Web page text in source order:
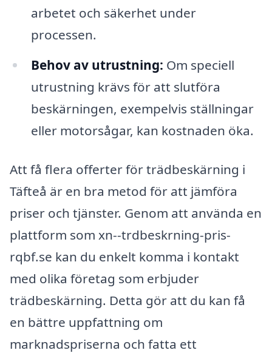
arbetet och säkerhet under
processen.
Behov av utrustning: Om speciell
utrustning krävs för att slutföra
beskärningen, exempelvis ställningar
eller motorsågar, kan kostnaden öka.
Att få flera offerter för trädbeskärning i
Täfteå är en bra metod för att jämföra
priser och tjänster. Genom att använda en
plattform som xn--trdbeskrning-pris-
rqbf.se kan du enkelt komma i kontakt
med olika företag som erbjuder
trädbeskärning. Detta gör att du kan få
en bättre uppfattning om
marknadspriserna och fatta ett